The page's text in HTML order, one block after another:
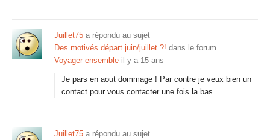
Juillet75 a répondu au sujet
Des motivés départ juin/juillet ?! dans le forum
Voyager ensemble il y a 15 ans
Je pars en aout dommage ! Par contre je veux bien un
contact pour vous contacter une fois la bas
Juillet75 a répondu au sujet